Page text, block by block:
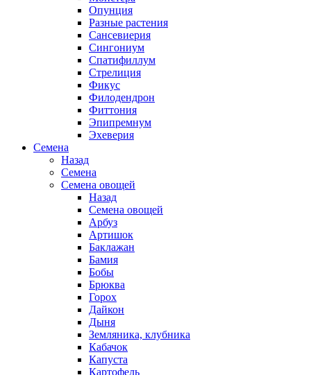
Опунция
Разные растения
Сансевиерия
Сингониум
Спатифиллум
Стрелиция
Фикус
Филодендрон
Фиттония
Эпипремнум
Эхеверия
Семена
Назад
Семена
Семена овощей
Назад
Семена овощей
Арбуз
Артишок
Баклажан
Бамия
Бобы
Брюква
Горох
Дайкон
Дыня
Земляника, клубника
Кабачок
Капуста
Картофель